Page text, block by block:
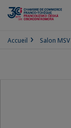
Accueil Salon MSV